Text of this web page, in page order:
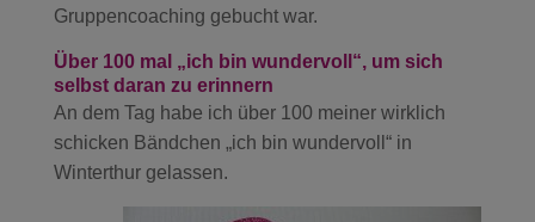
Gruppencoaching gebucht war.
Über 100 mal „ich bin wundervoll“, um sich
selbst daran zu erinnern
An dem Tag habe ich über 100 meiner wirklich
schicken Bändchen „ich bin wundervoll“ in
Winterthur gelassen.